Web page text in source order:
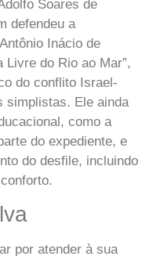
Soares de
defendeu a
Inácio de
Livre do Rio ao Mar”,
do conflito Israel-
simplistas. Ele ainda
como a
do expediente, e
do desfile, incluindo
por atender à sua